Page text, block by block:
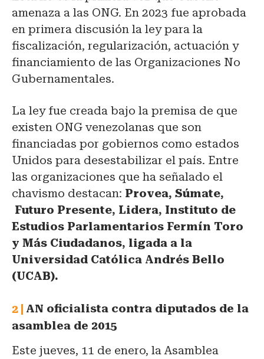
amenaza a las ONG. En 2023 fue aprobada
en primera discusión la ley para la
fiscalización, regularización, actuación y
financiamiento de las Organizaciones No
Gubernamentales.
La ley fue creada bajo la premisa de que
existen ONG venezolanas que son
financiadas por gobiernos como estados
Unidos para desestabilizar el país. Entre
las organizaciones que ha señalado el
chavismo destacan: Provea, Súmate,
Futuro Presente, Lidera, Instituto de
Estudios Parlamentarios Fermín Toro
y Más Ciudadanos, ligada a la
Universidad Católica Andrés Bello
(UCAB).
AN oficialista contra diputados de la
asamblea de 2015
Este jueves, 11 de enero, la Asamblea